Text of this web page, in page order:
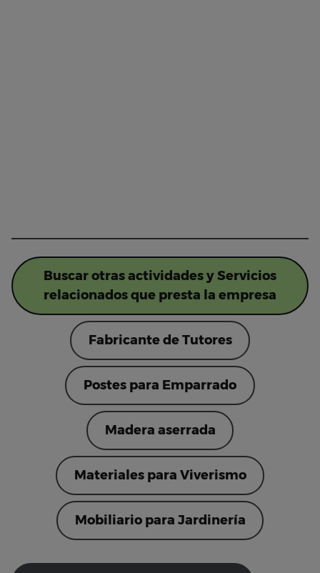
Buscar otras actividades y Servicios
relacionados que presta la empresa
Fabricante de Tutores
Postes para Emparrado
Madera aserrada
Materiales para Viverismo
Mobiliario para Jardinería